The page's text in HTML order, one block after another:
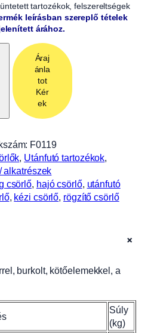
tartozékok, felszereltségek
leírásban szereplő tételek
árához.
Áraj
ánla
tot
Kér
ek
F0119
, Utánfutó tartozékok
alkatrészek
csörlő, hajó csörlő, utánfutó
, kézi csörlő, rögzítő csörlő
+
burkolt, kötőelemekkel, a
Súly
(kg)